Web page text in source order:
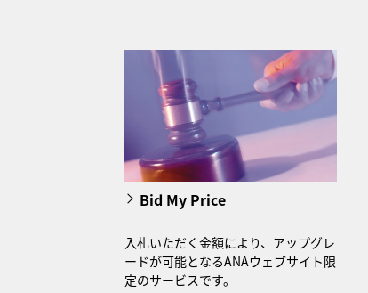
Bid My Price
入札いただく金額により、アップグレ
ードが可能となるANAウェブサイト限
定のサービスです。